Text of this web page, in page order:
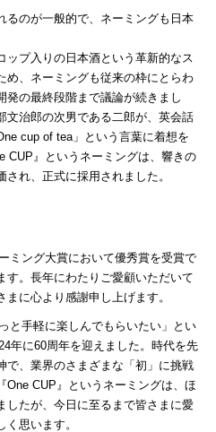
るのが一般的で、ネーミングも日本
ップ入りの日本酒という革新的なス
め、ネーミングも従来の枠にとらわ
発の最終段階まで議論が続きまし
文治郎の次男である二郎が、英会話
cup of tea」という言葉に着想を
CUP』というネーミングは、響きの
れ、正式に採用されました。
ミング大賞において優秀賞を受賞で
す。長年にわたりご愛顧いただいて
に心より感謝申し上げます。
と手軽に楽しんでもらいたい」とい
年に60周年を迎えました。時代を先
で、業界のさまざまな「初」に挑戦
One CUP』というネーミングは、ほ
したが、今日に至るまで皆さまに愛
思います。